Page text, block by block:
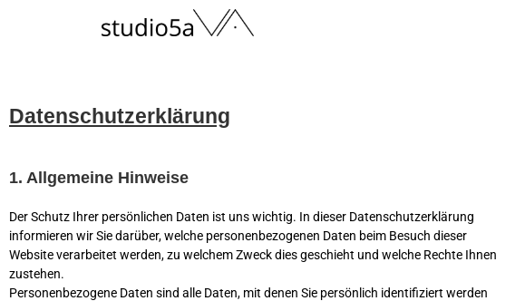
Datenschutzerklärung
1. Allgemeine Hinweise
Der Schutz Ihrer persönlichen Daten ist uns wichtig. In dieser Datenschutzerklärung
informieren wir Sie darüber, welche personenbezogenen Daten beim Besuch dieser
Website verarbeitet werden, zu welchem Zweck dies geschieht und welche Rechte Ihnen
zustehen.
Personenbezogene Daten sind alle Daten, mit denen Sie persönlich identifiziert werden